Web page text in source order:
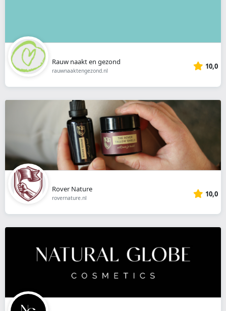
Rauw naakt en gezond
rauwnaaktengezond.nl 10,0
Rover Nature
rovernature.nl 10,0